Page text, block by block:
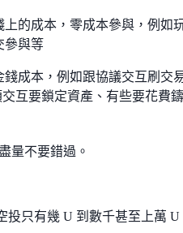
上的成本，零成本參與，例如
參與等
錢成本，例如跟協議交互刷交
互要鎖定資產、有些要花費
量不要錯過。
投只有幾 U 到數千甚至上萬 U